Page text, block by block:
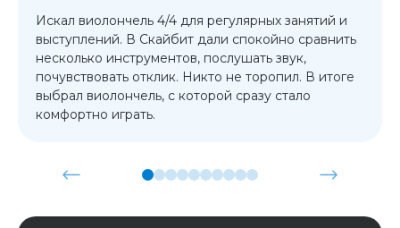
Искал виолончель 4/4 для регулярных занятий и
выступлений. В Скайбит дали спокойно сравнить
несколько инструментов, послушать звук,
почувствовать отклик. Никто не торопил. В итоге
выбрал виолончель, с которой сразу стало
комфортно играть.